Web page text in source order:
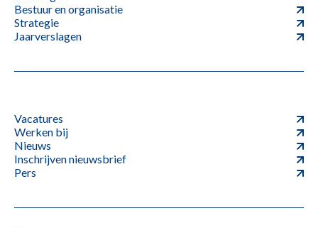
Bestuur en organisatie
Strategie
Jaarverslagen
Vacatures
Werken bij
Nieuws
Inschrijven nieuwsbrief
Pers